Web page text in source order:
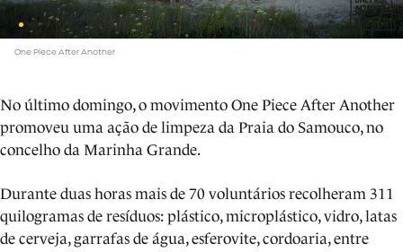
One Piece After Another
No último domingo, o movimento One Piece After Another
promoveu uma ação de limpeza da Praia do Samouco, no
concelho da Marinha Grande.
Durante duas horas mais de 70 voluntários recolheram 311
quilogramas de resíduos: plástico, microplástico, vidro, latas
de cerveja, garrafas de água, esferovite, cordoaria, entre